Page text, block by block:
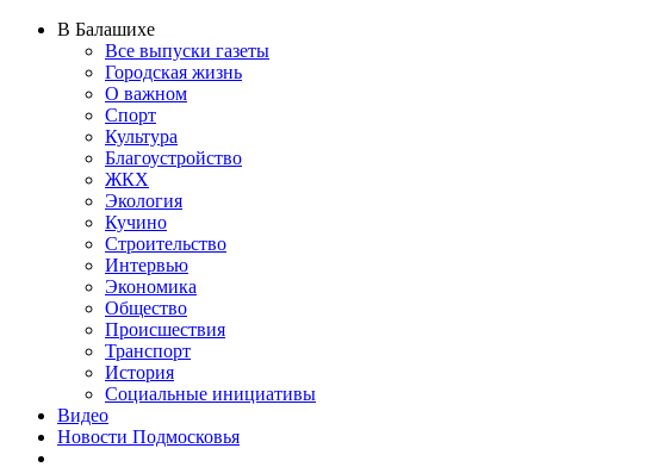
В Балашихе
Все выпуски газеты
Городская жизнь
О важном
Спорт
Культура
Благоустройство
ЖКХ
Экология
Кучино
Строительство
Интервью
Экономика
Общество
Происшествия
Транспорт
История
Социальные инициативы
Видео
Новости Подмосковья